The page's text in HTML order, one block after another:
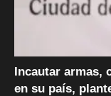
Incautar armas,
en su país,